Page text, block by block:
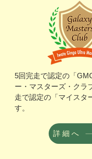
5回完走で認定の「
ー・マスターズ・クラ
走で認定の「マイスタ
す。
詳細へ